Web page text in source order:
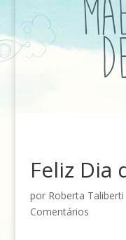
Feliz Dia
por Roberta Taliberti
Comentários